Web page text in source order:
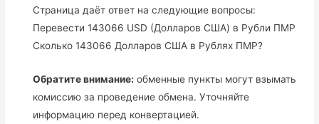
Страница даёт ответ на следующие вопросы:
Перевести 143066 USD (Долларов США) в Рубли ПМР
Сколько 143066 Долларов США в Рублях ПМР?
Обратите внимание: обменные пункты могут взымать
комиссию за проведение обмена. Уточняйте
информацию перед конвертацией.